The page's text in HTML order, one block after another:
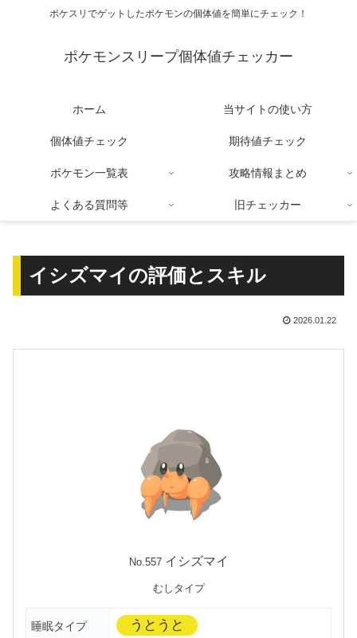
ポケスリでゲットしたポケモンの個体値を簡単にチェック！
ポケモンスリープ個体値チェッカー
ホーム 当サイトの使い方
個体値チェック 期待値チェック
ポケモン一覧表 攻略情報まとめ
よくある質問等 旧チェッカー
イシズマイの評価とスキル
2026.01.22
No.557イシズマイ
むしタイプ
睡眠タイプ うとうと